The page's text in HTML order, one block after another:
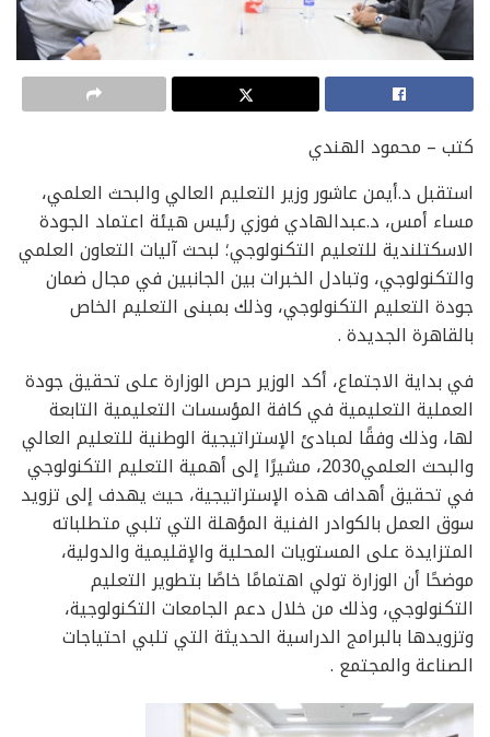
كتب – محمود الهندي
استقبل د.أيمن عاشور وزير التعليم العالي والبحث العلمي،
مساء أمس، د.عبدالهادي فوزي رئيس هيئة اعتماد الجودة
الاسكتلندية للتعليم التكنولوجي؛ لبحث آليات التعاون العلمي
والتكنولوجي، وتبادل الخبرات بين الجانبين في مجال ضمان
جودة التعليم التكنولوجي، وذلك بمبنى التعليم الخاص
بالقاهرة الجديدة .
في بداية الاجتماع، أكد الوزير حرص الوزارة على تحقيق جودة
العملية التعليمية في كافة المؤسسات التعليمية التابعة
لها، وذلك وفقًا لمبادئ الإستراتيجية الوطنية للتعليم العالي
والبحث العلمي2030، مشيرًا إلى أهمية التعليم التكنولوجي
في تحقيق أهداف هذه الإستراتيجية، حيث يهدف إلى تزويد
سوق العمل بالكوادر الفنية المؤهلة التي تلبي متطلباته
المتزايدة على المستويات المحلية والإقليمية والدولية،
موضحًا أن الوزارة تولي اهتمامًا خاصًا بتطوير التعليم
التكنولوجي، وذلك من خلال دعم الجامعات التكنولوجية،
وتزويدها بالبرامج الدراسية الحديثة التي تلبي احتياجات
الصناعة والمجتمع .